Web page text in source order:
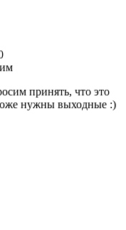
принять, что это
нужны выходные :)